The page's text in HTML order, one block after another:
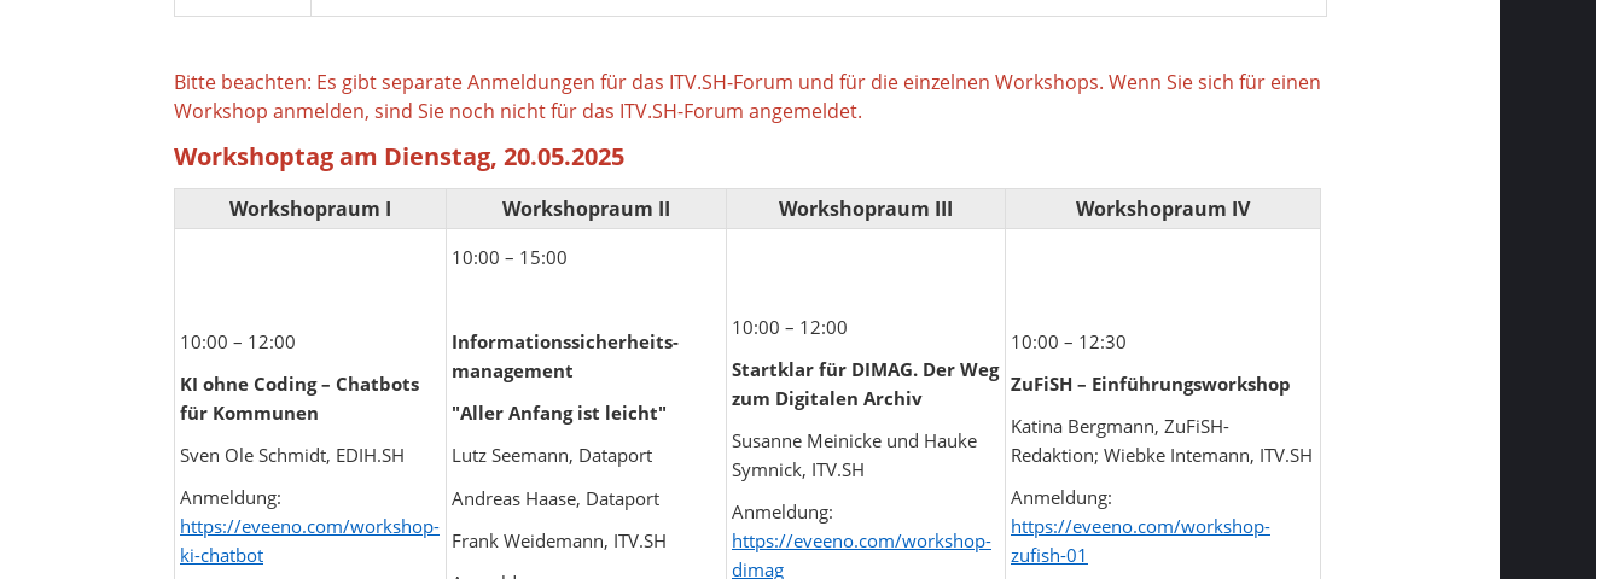
Bitte beachten: Es gibt separate Anmeldungen für das ITV.SH-Forum und für die einzelnen Workshops. Wenn Sie sich für einen
Workshop anmelden, sind Sie noch nicht für das ITV.SH-Forum angemeldet.
Workshoptag am Dienstag, 20.05.2025
Workshopraum I Workshopraum II Workshopraum III Workshopraum IV
10:00 – 12:00
KI ohne Coding – Chatbots
für Kommunen
Sven Ole Schmidt, EDIH.SH
Anmeldung:
https://eveeno.com/workshop-
ki-chatbot
10:00 – 15:00
Informationssicherheits-
management
"Aller Anfang ist leicht"
Lutz Seemann, Dataport
Andreas Haase, Dataport
​​​​​​​Frank Weidemann, ITV.SH
10:00 – 12:00
Startklar für DIMAG. Der Weg
zum Digitalen Archiv
Susanne Meinicke und Hauke
Symnick, ITV.SH
Anmeldung:
https://eveeno.com/workshop-
dimag
10:00 – 12:30
ZuFiSH – Einführungsworkshop
Katina Bergmann, ZuFiSH-
Redaktion; Wiebke Intemann, ITV.SH
Anmeldung:
https://eveeno.com/workshop-
zufish-01